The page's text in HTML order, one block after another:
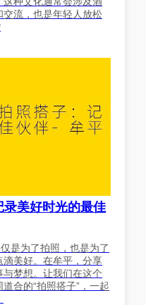
流，也是年轻人放松
美好时光的最佳
是为了拍照，也是为了
美好。在牟平，分享
梦想。让我们在这个
合的“拍照搭子”，一起